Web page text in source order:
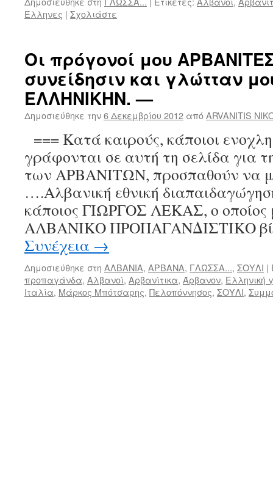
Έλληνες | Σχολιάστε
Οι πρόγονοί μου
συνείδησιν και γλώτταν
ΕΛΛΗΝΙΚΗΝ. —
Δημοσιεύθηκε την6 Δεκεμβρίου 2012 απόARVANITIS
=== Κατά καιρούς, κάποιοι
γράφονται σε αυτή τη σελίδα
των ΑΡΒΑΝΙΤΩΝ, προσπαθούν να
….Αλβανική εθνική
κάποιος ΓΙΩΡΓΟΣ ΛΕΚΑΣ, ο οποίος
ΑΛΒΑΝΙΚΟ ΠΡΟΠΑΓΑΝΔΙΣΤΙΚΟ
Συνέχεια →
Δημοσιεύθηκε στη ΑΛΒΑΝΙΑ, ΑΡΒΑΝΑ, ΓΛΩΣΣΑ..., ΣΟΥΛΙ |
προπαγάνδα, Αλβανοί, Αρβανίτικα, Άρβανον, Ελληνική
Ιταλία, Μάρκος Μπότσαρης, Πελοπόννησος, ΣΟΥΛΙ,